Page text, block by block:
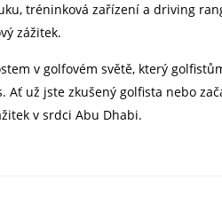
tréninková zařízení a driving
zážitek.
v golfovém světě, který
už jste zkušený golfista nebo
v srdci Abu Dhabi.